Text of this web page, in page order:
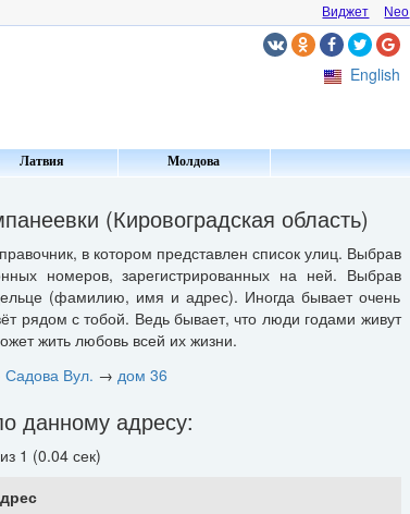
Neo
Виджет
English
Латвия Молдова
(Кировоградская область)
в котором представлен список улиц. Выбрав
номеров, зарегистрированных на ней. Выбрав
(фамилию, имя и адрес). Иногда бывает очень
рядом с тобой. Ведь бывает, что люди годами живут
жить любовь всей их жизни.
Садова Вул. → дом 36
данному адресу:
1 (0.04 сек)